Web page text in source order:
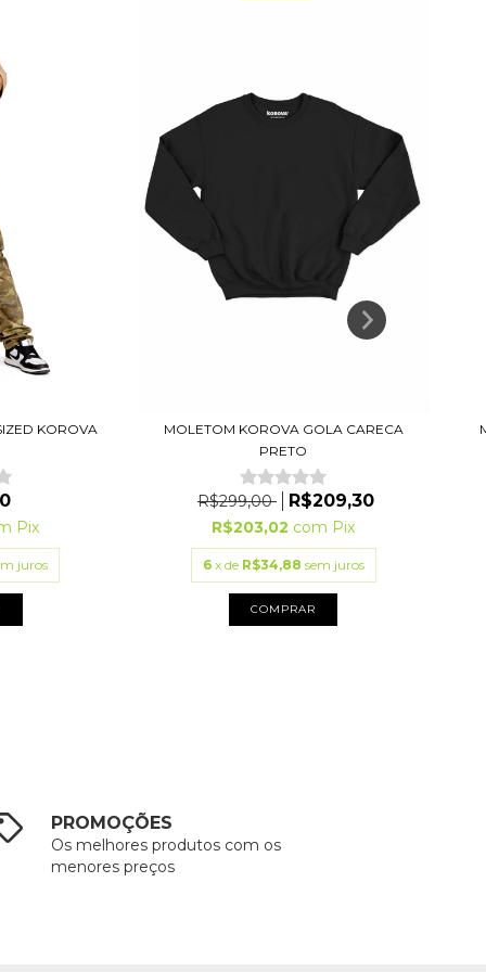
KOROVA
Pix
juros
MOLETOM KOROVA GOLA CARECA
PRETO
R$299,00 R$209,30
R$203,02 com Pix
6 x de R$34,88 sem juros
COMPRAR
PROMOÇÕES
Os melhores produtos com os
menores preços